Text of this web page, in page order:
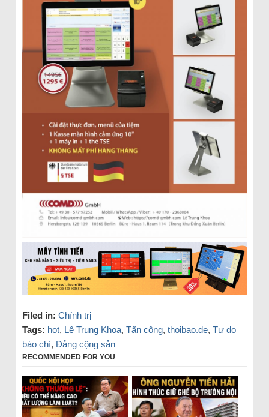
Filed in: Chính trị
Tags: hot, Lê Trung Khoa, Tấn công, thoibao.de, Tự do
báo chí, Đảng cộng sản
RECOMMENDED FOR YOU